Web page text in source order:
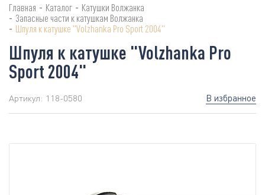
Главная - Каталог - Катушки Волжанка
- Запасные части к катушкам Волжанка
- Шпуля к катушке "Volzhanka Pro Sport 2004"
Шпуля к катушке "Volzhanka Pro
Sport 2004"
Артикул: 118-0580 В избранное